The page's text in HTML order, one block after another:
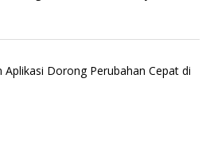
Aplikasi Dorong Perubahan Cepat di